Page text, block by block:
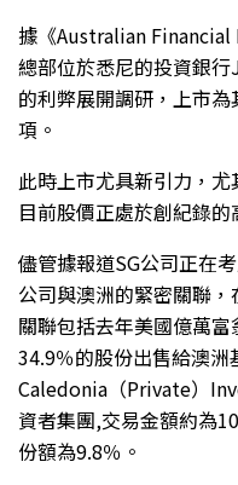
據《Australian Financial
總部位於悉尼的投資銀
的利弊展開調研，上市
項。
此時上市尤具新引力，
目前股價正處於創紀錄的
儘管據報道SG公司正在
公司與澳洲的緊密關聯
關聯包括去年美國億萬
34.9％的股份出售給澳洲
Caledonia（Private）
資者集團,交易金額約為
份額為9.8％。